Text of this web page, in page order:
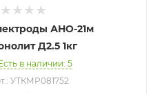
АНО-21м
Монолит Д2.5 1кг
в наличии: 5
УТКМР081752